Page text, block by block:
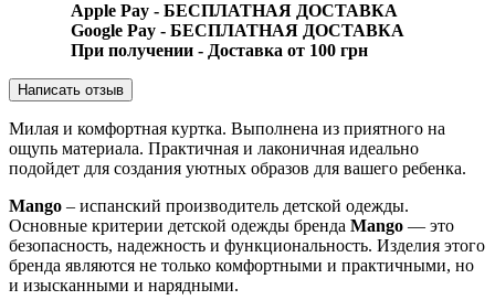
Apple Pay - БЕСПЛАТНАЯ ДОСТАВКА
Google Pay - БЕСПЛАТНАЯ ДОСТАВКА
При получении - Доставка от 100 грн
Написать отзыв
Милая и комфортная куртка. Выполнена из приятного на
ощупь материала. Практичная и лаконичная идеально
подойдет для создания уютных образов для вашего ребенка.
Mango – испанский производитель детской одежды.
Основные критерии детской одежды бренда Mango — это
безопасность, надежность и функциональность. Изделия этого
бренда являются не только комфортными и практичными, но
и изысканными и нарядными.